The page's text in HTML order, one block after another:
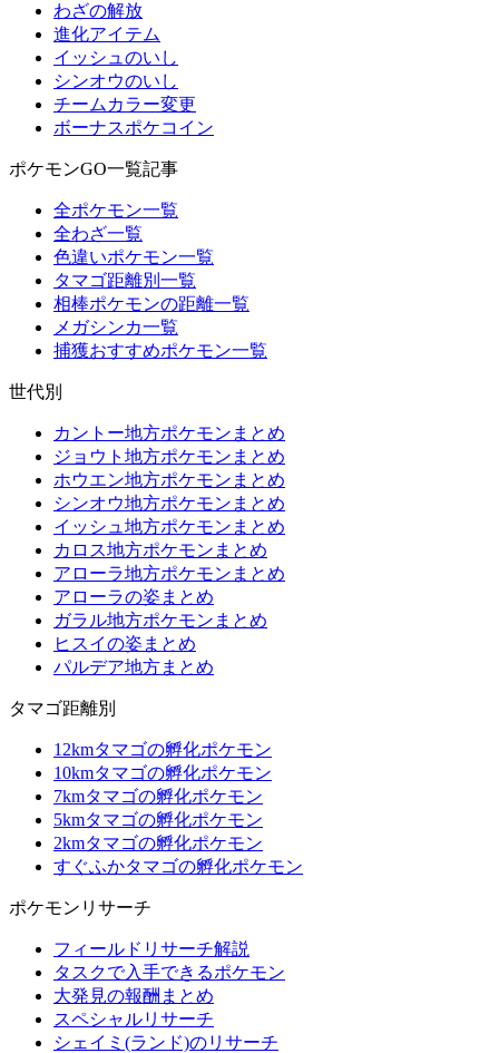
わざの解放
進化アイテム
イッシュのいし
シンオウのいし
チームカラー変更
ボーナスポケコイン
ポケモンGO一覧記事
全ポケモン一覧
全わざ一覧
色違いポケモン一覧
タマゴ距離別一覧
相棒ポケモンの距離一覧
メガシンカ一覧
捕獲おすすめポケモン一覧
世代別
カントー地方ポケモンまとめ
ジョウト地方ポケモンまとめ
ホウエン地方ポケモンまとめ
シンオウ地方ポケモンまとめ
イッシュ地方ポケモンまとめ
カロス地方ポケモンまとめ
アローラ地方ポケモンまとめ
アローラの姿まとめ
ガラル地方ポケモンまとめ
ヒスイの姿まとめ
パルデア地方まとめ
タマゴ距離別
12kmタマゴの孵化ポケモン
10kmタマゴの孵化ポケモン
7kmタマゴの孵化ポケモン
5kmタマゴの孵化ポケモン
2kmタマゴの孵化ポケモン
すぐふかタマゴの孵化ポケモン
ポケモンリサーチ
フィールドリサーチ解説
タスクで入手できるポケモン
大発見の報酬まとめ
スペシャルリサーチ
シェイミ(ランド)のリサーチ